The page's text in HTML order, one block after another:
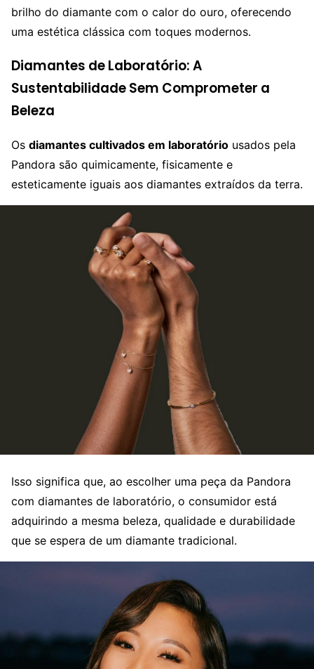
brilho do diamante com o calor do ouro, oferecendo
uma estética clássica com toques modernos.
Diamantes de Laboratório: A
Sustentabilidade Sem Comprometer a
Beleza
Os diamantes cultivados em laboratório usados pela
Pandora são quimicamente, fisicamente e
esteticamente iguais aos diamantes extraídos da terra.
Isso significa que, ao escolher uma peça da Pandora
com diamantes de laboratório, o consumidor está
adquirindo a mesma beleza, qualidade e durabilidade
que se espera de um diamante tradicional.